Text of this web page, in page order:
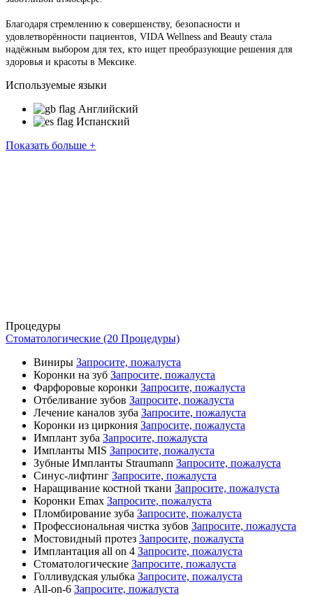
Благодаря стремлению к совершенству, безопасности и
удовлетворённости пациентов, VIDA Wellness and Beauty стала
надёжным выбором для тех, кто ищет преобразующие решения для
здоровья и красоты в Мексике.
Используемые языки
Английский
Испанский
Показать больше +
Процедуры
Стоматологические (20 Процедуры)
Виниры Запросите, пожалуста
Коронки на зуб Запросите, пожалуста
Фарфоровые коронки Запросите, пожалуста
Отбеливание зубов Запросите, пожалуста
Лечение каналов зуба Запросите, пожалуста
Коронки из циркония Запросите, пожалуста
Имплант зуба Запросите, пожалуста
Импланты MIS Запросите, пожалуста
Зубные Импланты Straumann Запросите, пожалуста
Синус-лифтинг Запросите, пожалуста
Наращивание костной ткани Запросите, пожалуста
Коронки Emax Запросите, пожалуста
Пломбирование зуба Запросите, пожалуста
Профессиональная чистка зубов Запросите, пожалуста
Мостовидный протез Запросите, пожалуста
Имплантация all on 4 Запросите, пожалуста
Стоматологические Запросите, пожалуста
Голливудская улыбка Запросите, пожалуста
All-on-6 Запросите, пожалуста